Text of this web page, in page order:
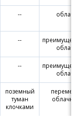
--
--
--
поземный
туман
клочками